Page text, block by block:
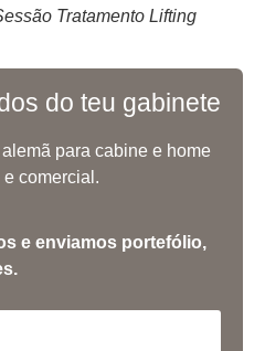
Tratamento Lifting
do teu gabinete
para cabine e home
comercial.
e enviamos portefólio,